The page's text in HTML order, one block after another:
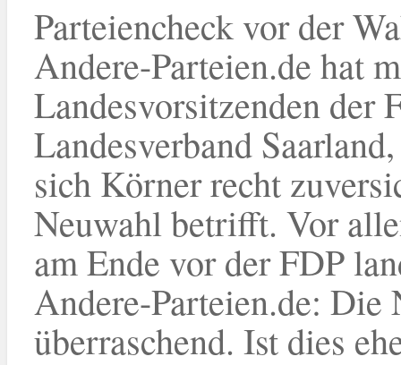
Parteiencheck vor der
Andere-Parteien.de hat
Landesvorsitzenden der
Landesverband
sich Körner recht
Neuwahl betrifft. Vor
am Ende vor der FDP
Andere-Parteien.de:
überraschend. Ist dies